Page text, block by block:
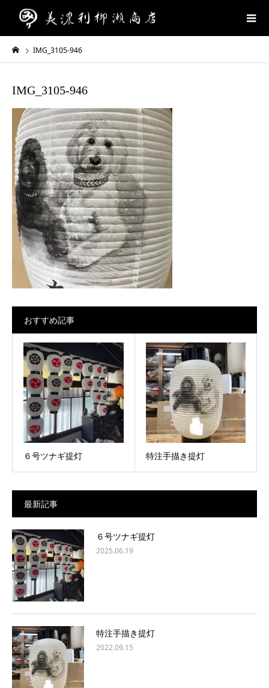
IMG_3105-946
IMG_3105-946
おすすめ記事
６号ツナギ提灯 特注手描き提灯
最新記事
６号ツナギ提灯
2025.06.19
特注手描き提灯
2022.09.15